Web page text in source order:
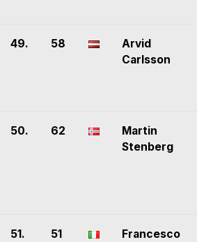
49. 58
Arvid
Carlsson
50. 62
Martin
Stenberg
51. 51
Francesco